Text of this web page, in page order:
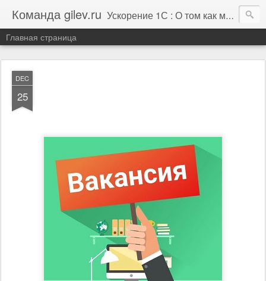
Команда gilev.ru Ускорение 1С : О том как мы это делаем. И не только про это.
Главная страница
DEC
25